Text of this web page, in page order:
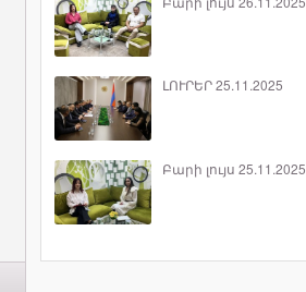
ԼՈՒՐԵՐ 25.11.2025
Բարի լույս 25.11.2025